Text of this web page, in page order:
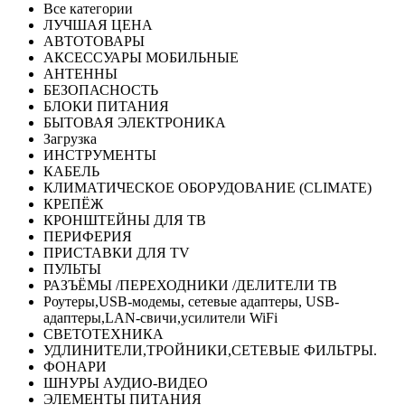
Все категории
ЛУЧШАЯ ЦЕНА
АВТОТОВАРЫ
АКСЕССУАРЫ МОБИЛЬНЫЕ
АНТЕННЫ
БЕЗОПАСНОСТЬ
БЛОКИ ПИТАНИЯ
БЫТОВАЯ ЭЛЕКТРОНИКА
Загрузка
ИНСТРУМЕНТЫ
КАБЕЛЬ
КЛИМАТИЧЕСКОЕ ОБОРУДОВАНИЕ (CLIMATE)
КРЕПЁЖ
КРОНШТЕЙНЫ ДЛЯ ТВ
ПЕРИФЕРИЯ
ПРИСТАВКИ ДЛЯ TV
ПУЛЬТЫ
РАЗЪЁМЫ /ПЕРЕХОДНИКИ /ДЕЛИТЕЛИ ТВ
Роутеры,USB-модемы, сетевые адаптеры, USB-
адаптеры,LAN-свичи,усилители WiFi
СВЕТОТЕХНИКА
УДЛИНИТЕЛИ,ТРОЙНИКИ,СЕТЕВЫЕ ФИЛЬТРЫ.
ФОНАРИ
ШНУРЫ АУДИО-ВИДЕО
ЭЛЕМЕНТЫ ПИТАНИЯ